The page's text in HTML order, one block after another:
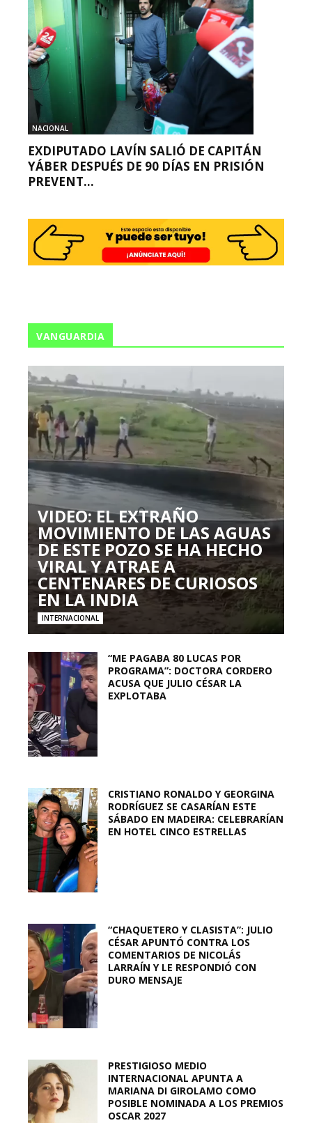
NACIONAL
EXDIPUTADO LAVÍN SALIÓ DE CAPITÁN
YÁBER DESPUÉS DE 90 DÍAS EN PRISIÓN
PREVENT...
VANGUARDIA
VIDEO: EL EXTRAÑO
MOVIMIENTO DE LAS AGUAS
DE ESTE POZO SE HA HECHO
VIRAL Y ATRAE A
CENTENARES DE CURIOSOS
EN LA INDIA
INTERNACIONAL
“ME PAGABA 80 LUCAS POR
PROGRAMA”: DOCTORA CORDERO
ACUSA QUE JULIO CÉSAR LA
EXPLOTABA
CRISTIANO RONALDO Y GEORGINA
RODRÍGUEZ SE CASARÍAN ESTE
SÁBADO EN MADEIRA: CELEBRARÍAN
EN HOTEL CINCO ESTRELLAS
“CHAQUETERO Y CLASISTA”: JULIO
CÉSAR APUNTÓ CONTRA LOS
COMENTARIOS DE NICOLÁS
LARRAÍN Y LE RESPONDIÓ CON
DURO MENSAJE
PRESTIGIOSO MEDIO
INTERNACIONAL APUNTA A
MARIANA DI GIROLAMO COMO
POSIBLE NOMINADA A LOS PREMIOS
OSCAR 2027